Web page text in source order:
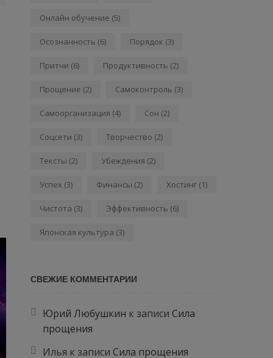
Онлайн обучение (5)
Осознанность (6) Порядок (3)
Притчи (6) Продуктивность (2)
Прощение (2) Самоконтроль (3)
Самоорганизация (4) Сон (2)
Соцсети (3) Творчество (2)
Тексты (2) Убеждения (2)
Успех (3) Финансы (2) Хостинг (1)
Чистота (3) Эффективность (6)
Японская культура (3)
СВЕЖИЕ КОММЕНТАРИИ
Юрий Любушкин к записи Сила
прощения
Илья к записи Сила прощения